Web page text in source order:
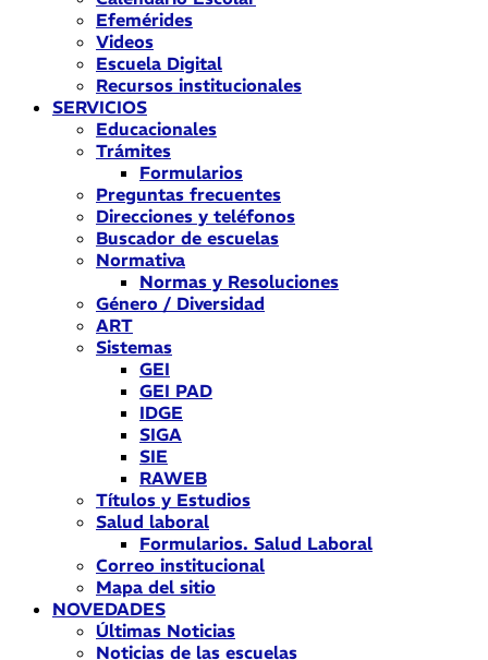
Efemérides
Videos
Escuela Digital
Recursos institucionales
SERVICIOS
Educacionales
Trámites
Formularios
Preguntas frecuentes
Direcciones y teléfonos
Buscador de escuelas
Normativa
Normas y Resoluciones
Género / Diversidad
ART
Sistemas
GEI
GEI PAD
IDGE
SIGA
SIE
RAWEB
Títulos y Estudios
Salud laboral
Formularios. Salud Laboral
Correo institucional
Mapa del sitio
NOVEDADES
Últimas Noticias
Noticias de las escuelas